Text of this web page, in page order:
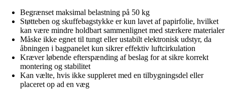
Begrænset maksimal belastning på 50 kg
Støtteben og skuffebagstykke er kun lavet af papirfolie, hvilket
kan være mindre holdbart sammenlignet med stærkere materialer
Måske ikke egnet til tungt eller ustabilt elektronisk udstyr, da
åbningen i bagpanelet kun sikrer effektiv luftcirkulation
Kræver løbende efterspænding af beslag for at sikre korrekt
montering og stabilitet
Kan vælte, hvis ikke suppleret med en tilbygningsdel eller
placeret op ad en væg